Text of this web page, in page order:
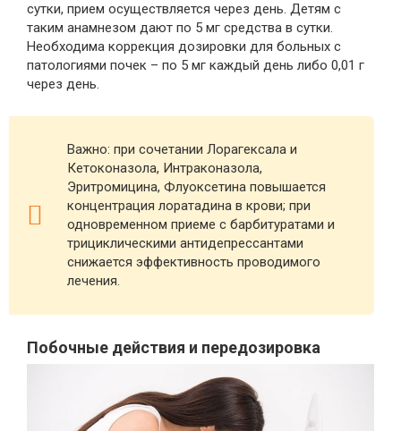
сутки, прием осуществляется через день. Детям с
таким анамнезом дают по 5 мг средства в сутки.
Необходима коррекция дозировки для больных с
патологиями почек – по 5 мг каждый день либо 0,01 г
через день.
Важно: при сочетании Лорагексала и
Кетоконазола, Интраконазола,
Эритромицина, Флуоксетина повышается
концентрация лоратадина в крови; при
одновременном приеме с барбитуратами и
трициклическими антидепрессантами
снижается эффективность проводимого
лечения.
Побочные действия и передозировка